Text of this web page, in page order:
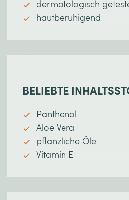
dermatologisch
hautberuhigend
BELIEBTE
Panthenol
Aloe Vera
pflanzliche Öle
Vitamin E